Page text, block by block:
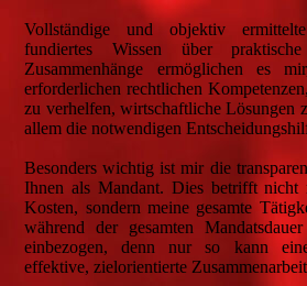
Vollständige und objektiv
fundiertes Wissen über
Zusammenhänge ermöglichen es
erforderlichen rechtlichen
zu verhelfen, wirtschaftliche Lösungen
allem die notwendigen
Besonders wichtig ist mir die
Ihnen als Mandant. Dies betrifft nicht
Kosten, sondern meine gesamte
während der gesamten
einbezogen, denn nur so kann
effektive, zielorientierte